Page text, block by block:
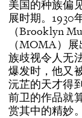
美国的种族偏
展时期。1930
（Brooklyn
（MOMA）
族歧视令人无
爆发时，他又
沅芷的天才得
前卫的作品就
赏其中的精妙。